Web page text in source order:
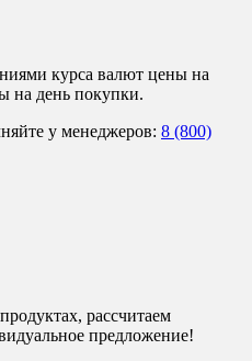
курса валют цены на
на день покупки.
у менеджеров: 8 (800)
рассчитаем
предложение!